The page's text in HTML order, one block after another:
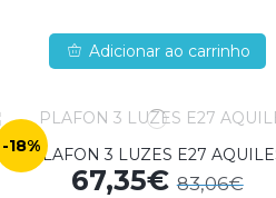
Adicionar ao carrinho
-18%PLAFON 3 LUZES E27
67,35€83,06€